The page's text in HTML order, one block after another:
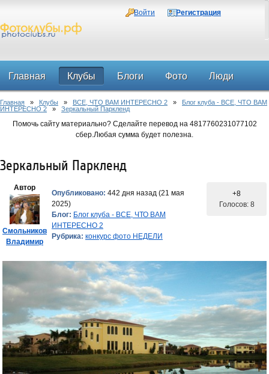
Войти Регистрация
Главная Клубы Блоги Фото Люди
Форум
Главная » Клубы » ВСЕ, ЧТО ВАМ ИНТЕРЕСНО 2 » Блог клуба - ВСЕ, ЧТО ВАМ
ИНТЕРЕСНО 2 » Зеркальный Паркленд
Помочь сайту материально? Сделайте перевод на 4817760231077102
сбер.Любая сумма будет полезна.
Зеркальный Паркленд
Автор
Смольников
Владимир
Опубликовано: 442 дня назад (21 мая
2025)
Блог: Блог клуба - ВСЕ, ЧТО ВАМ
ИНТЕРЕСНО 2
Рубрика: конкурс фото НЕДЕЛИ
+8
Голосов: 8